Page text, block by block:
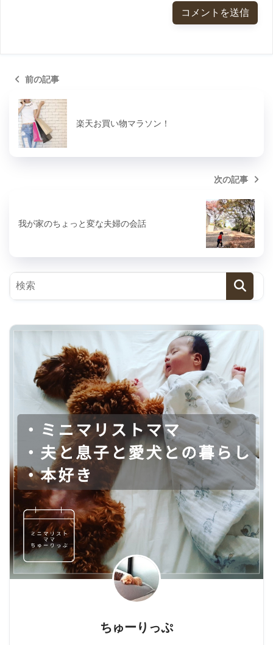
前の記事
楽天お買い物マラソン！
次の記事
我が家のちょっと変な夫婦の会話
ちゅーりっぷ